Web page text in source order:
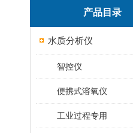
产品目录
水质分析仪
智控仪
便携式溶氧仪
工业过程专用